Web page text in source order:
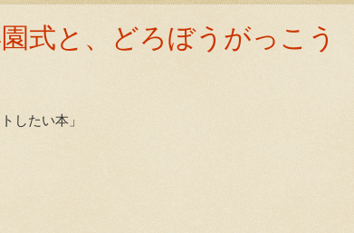
式と、どろぼうがっこう
したい本」